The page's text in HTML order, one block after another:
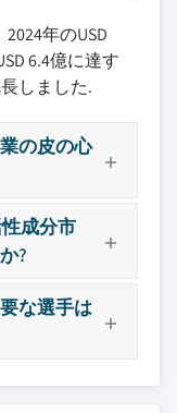
貿易統計は主要国
ー効率
事項
年のUSD
6.4億に達す
しました.
の皮の心
成分市
?
な選手は